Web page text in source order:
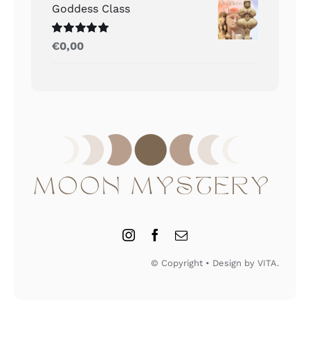
Goddess Class
Gewaardeerd
5.00
€0,00
© Copyright • Design by VITA.